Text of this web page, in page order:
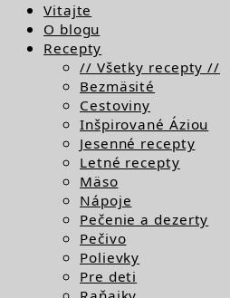
Vitajte
O blogu
Recepty
// Všetky recepty //
Bezmäsité
Cestoviny
Inšpirované Áziou
Jesenné recepty
Letné recepty
Mäso
Nápoje
Pečenie a dezerty
Pečivo
Polievky
Pre deti